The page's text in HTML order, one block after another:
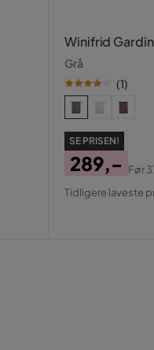
Winifrid
Grå
(1)
SE PRISEN!
Pris
289,-
Original
Før
Tidligere laveste